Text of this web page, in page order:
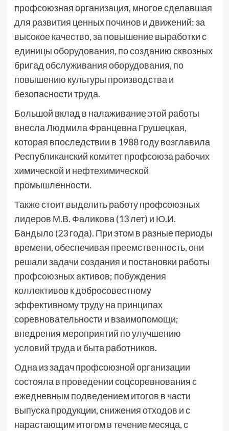
профсоюзная организация, многое сделавшая
для развития ценных починов и движений: за
высокое качество, за повышение выработки с
единицы оборудования, по созданию сквозных
бригад обслуживания оборудования, по
повышению культуры производства и
безопасности труда.
Большой вклад в налаживание этой работы
внесла Людмила Францевна Грушецкая,
которая впоследствии в 1988 году возглавила
Республиканский комитет профсоюза рабочих
химической и нефтехимической
промышленности.
Также стоит выделить работу профсоюзных
лидеров М.В. Фаликова (13 лет) и Ю.И.
Бандыло (23 года). При этом в разные периоды
времени, обеспечивая преемственность, они
решали задачи создания и постановки работы
профсоюзных активов; побуждения
коллективов к добросовестному
эффективному труду на принципах
соревновательности и взаимопомощи;
внедрения мероприятий по улучшению
условий труда и быта работников.
Одна из задач профсоюзной организации
состояла в проведении соцсоревнования с
ежедневным подведением итогов в части
выпуска продукции, снижения отходов и с
нарастающим итогом в течение месяца, с